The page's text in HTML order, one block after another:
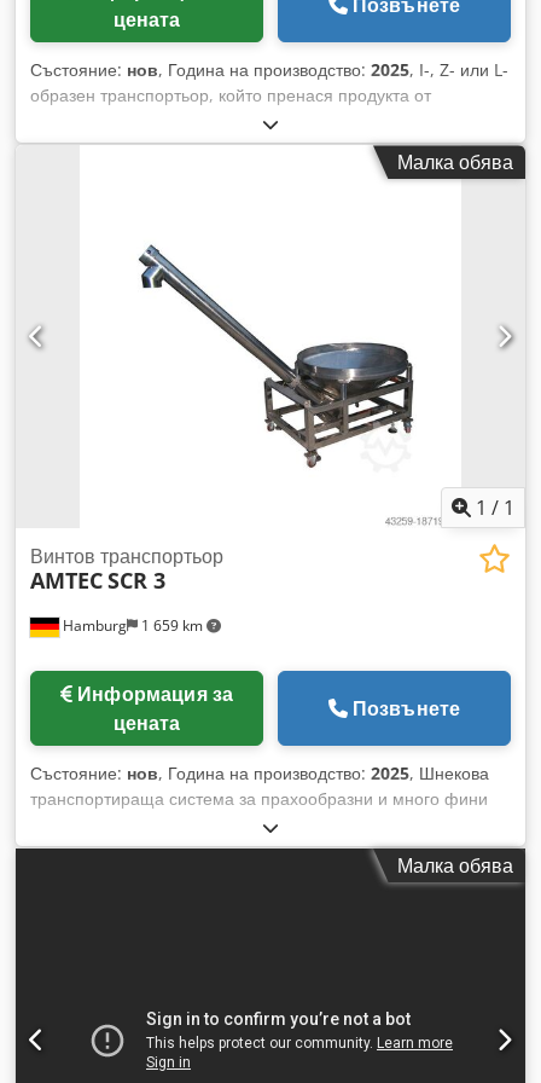
цената
Състояние: нов, Година на производство: 2025, I-, Z- или L-
образен транспортьор, който пренася продукта от
вибрационния подавач към везната. Отворена конструкция,
хигиеничен, водоустойчив пластмасов транспортьор. -
Спецификации: 380V/1,1kW; 3,5m³ продукционен обем/ч;
различни размери на опаковки и скорости на опаковане.
Моля, обърнете внимание, че нашите нови цени често са
по-ниски от обичайните цени на употребявани машини. Не
се колебайте да попитате и да ни съобщите задачата си за
опаковане. – Обикновено на склад разполагаме с 30-50
различни нови машини, които са налични веднага. За
машини, които се произвеждат по поръчка, предлагаме
много кратки срокове на доставка – от около 3 седмици. –
Всички машини се предлагат с пълна гаранция. Djdpfx Asv
Малка обява
1 / 1
Hamburg 1 659 km
Винтов транспортьор
AMTECSCR 3
Информация за
цената
Позвънете
Състояние: нов, Година на производство: 2025, Шнекова
транспортираща система за прахообразни и много фини
гранулирани продукти. Корпус от неръждаема стомана с
тръба от неръждаема стомана. Монтиран долу на
машината мотор и шнеков транспортьор. Бункер за
диаметър на тръбата: 114 мм; Захранване: 380V, 0,81kW;
размерите на машината зависят от индивидуалната
клиентска система (бункер, дължина и ъгъл на
Малка обява